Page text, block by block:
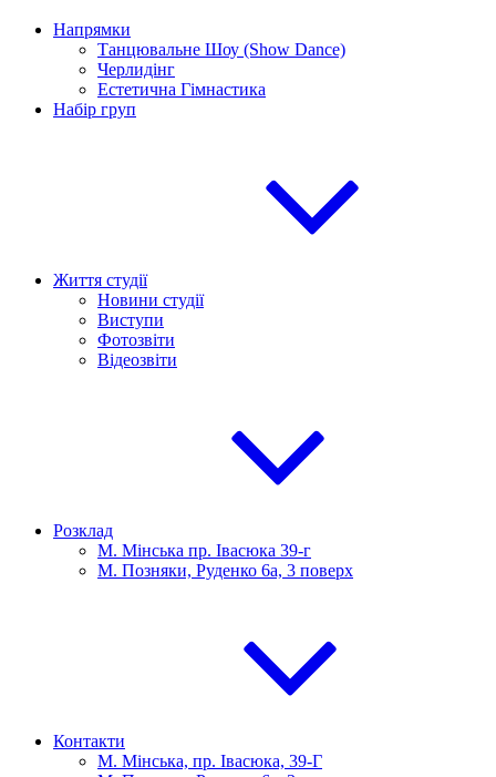
Напрямки
Танцювальне Шоу (Show Dance)
Черлидінг
Естетична Гімнастика
Набір груп
Життя студії
Новини студії
Виступи
Фотозвіти
Відеозвіти
Розклад
М. Мінська пр. Івасюка 39-г
М. Позняки, Руденко 6а, 3 поверх
Контакти
М. Мінська, пр. Івасюка, 39-Г